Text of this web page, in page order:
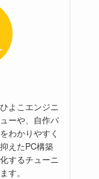
よこエンジニ
ーや、自作パ
わかりやすく
えたPC構築
するチューニ
す。